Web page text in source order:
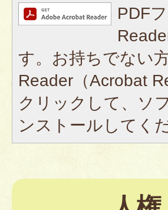
PDF
す。お持ちでない
Reader（Acrobat
クリックして、ソ
ンストールしてく